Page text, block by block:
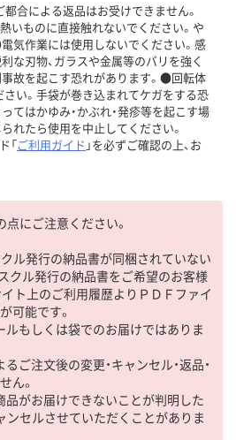
都合による返品はお受けできません。
いものに直接触れないでください。や
気作業には使用しないでください。感
な刃物、ガラスや金属等のバリを強く
故を起こす恐れがあります。●回転体
い。手袋が巻き込まれてケガをする恐
てはかゆみ・かぶれ・発疹等を起こす場
れたら使用を中止してください。
「ご利用ガイド 」を必ずご確認の上、お
点にご注意ください。
クル発行の納品書が同梱されていない
クル発行の納品書をご希望のお客様
イト上のご利用履歴よりＰＤＦファイ
可能です。
ルもしくは袋でのお届けではありま
ご注文後の変更・キャンセル・返品・
ん。
品がお届けできないことが判明した
ンセルさせていただくことがありま